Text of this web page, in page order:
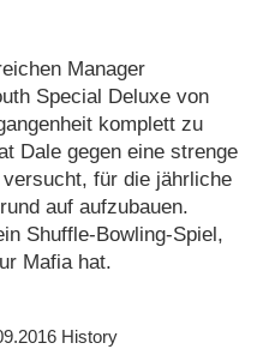
Manager
Special Deluxe von
komplett zu
Dale gegen eine strenge
für die jährliche
auf aufzubauen.
Shuffle-Bowling-Spiel,
Mafia hat.
History